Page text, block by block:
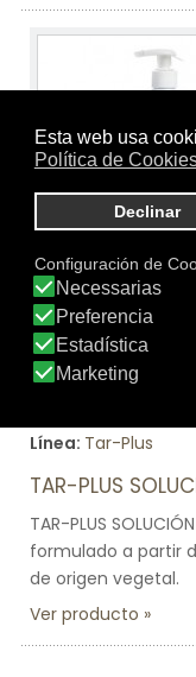
Tamaño:
200 ml.
Línea: Tar-Plus
TAR-PLUS
TAR-PLUS
formulado a partir
de origen vegetal.
Ver producto